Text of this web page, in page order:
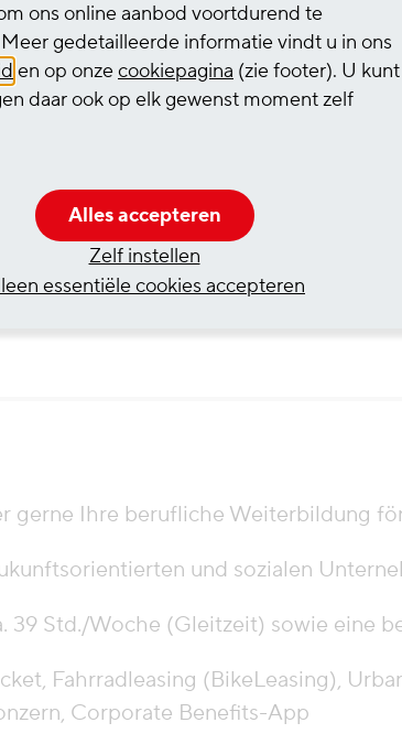
bevorzugt im
Kenntnisse in SAP sind
Ihr Profil ab
gerne Ihre berufliche Weiterbildung
und sozialen
39 Std./Woche (Gleitzeit) sowie eine
Fahrradleasing (BikeLeasing),
Corporate Benefits-App
ons online aanbod voortdurend te
gedetailleerde informatie vindt u in ons
en op onzecookiepagina (zie footer). U kunt
daar ook op elk gewenst moment zelf
Alles accepteren
Zelf instellen
essentiële cookies accepteren